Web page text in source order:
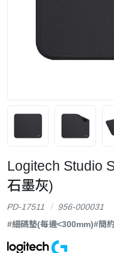
Logitech Studio
石墨灰)
PD-17511
956-000031
#細碼墊(每邊<300mm)#簡